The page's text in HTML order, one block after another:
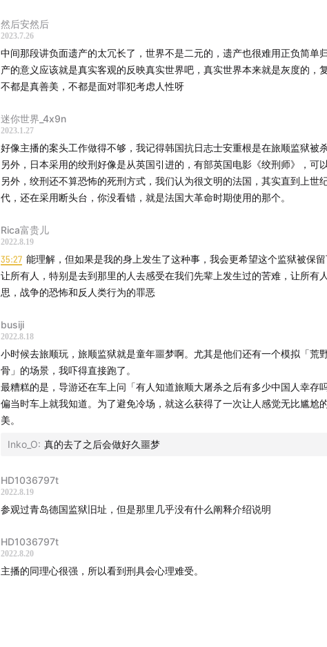
然后安然后
2023.7.26
中间那段讲负面遗产的太冗长了，世界不是二元的，遗产也很难用正负简单
产的意义应该就是真实客观的反映真实世界吧，真实世界本来就是灰度的，
不都是真善美，不都是面对罪犯考虑人性呀
迷你世界_4x9n
2023.1.27
好像主播的案头工作做得不够，我记得韩国抗日志士安重根是在旅顺监狱被
另外，日本采用的绞刑好像是从英国引进的，有部英国电影《绞刑师》，可以
另外，绞刑还不算恐怖的死刑方式，我们认为很文明的法国，其实直到上世
代，还在采用断头台，你没看错，就是法国大革命时期使用的那个。
Rica富贵儿
2022.8.19
35:27 能理解，但如果是我的身上发生了这种事，我会更希望这个监狱被保留
让所有人，特别是去到那里的人去感受在我们先辈上发生过的苦难，让所有
思，战争的恐怖和反人类行为的罪恶
busiji
2022.8.18
小时候去旅顺玩，旅顺监狱就是童年噩梦啊。尤其是他们还有一个模拟「荒
骨」的场景，我吓得直接跑了。
最糟糕的是，导游还在车上问「有人知道旅顺大屠杀之后有多少中国人幸存
偏当时车上就我知道。为了避免冷场，就这么获得了一次让人感觉无比尴尬
美。
Inko_O: 真的去了之后会做好久噩梦
HD1036797t
2022.8.19
参观过青岛德国监狱旧址，但是那里几乎没有什么阐释介绍说明
HD1036797t
2022.8.20
主播的同理心很强，所以看到刑具会心理难受。